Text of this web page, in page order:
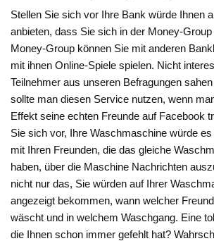
Stellen Sie sich vor Ihre Bank würde Ihnen
anbieten, dass Sie sich in der Money-
Money-Group können Sie mit anderen
mit ihnen Online-Spiele spielen. Nicht
Teilnehmer aus unseren Befragungen
sollte man diesen Service nutzen, wenn
Effekt seine echten Freunde auf Facebook
Sie sich vor, Ihre Waschmaschine würde
mit Ihren Freunden, die das gleiche
haben, über die Maschine Nachrichten
nicht nur das, Sie würden auf Ihrer
angezeigt bekommen, wann welcher
wäscht und in welchem Waschgang. Eine
die Ihnen schon immer gefehlt hat?